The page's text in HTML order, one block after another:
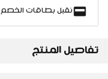
نقبل بطاقات الخصم
تفاصيل المنتج